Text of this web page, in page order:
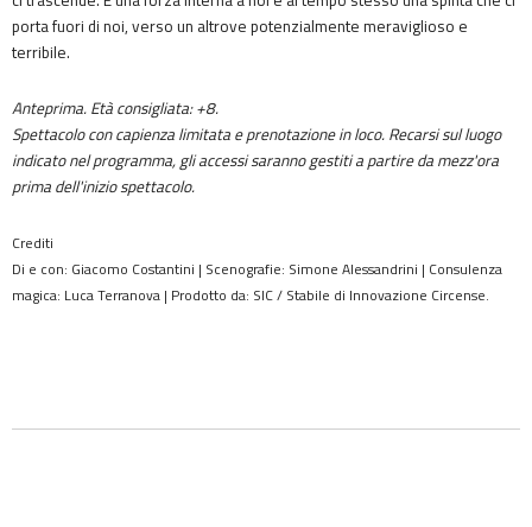
porta fuori di noi, verso un altrove potenzialmente meraviglioso e
terribile.
Anteprima. Età consigliata: +8.
Spettacolo con capienza limitata e prenotazione in loco. Recarsi sul luogo
indicato nel programma, gli accessi saranno gestiti a partire da mezz'ora
prima dell'inizio spettacolo.
Crediti
Di e con: Giacomo Costantini | Scenografie: Simone Alessandrini | Consulenza
magica: Luca Terranova | Prodotto da: SIC / Stabile di Innovazione Circense.